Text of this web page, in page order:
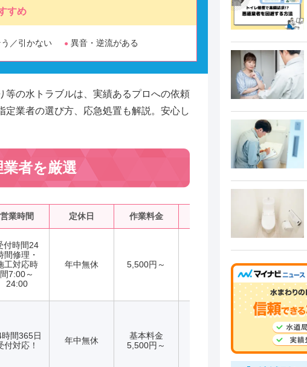
すめ
／引かない 異音・逆流がある
等の水トラブルは、実績あるプロへの依頼
業者の選び方、応急処置も解説。安心し
者を厳選
営業時間 定休日 作業料金 クチコミ
付時間24
間修理・
工対応時
間7:00～
24:00
年中無休 5,500円～ ー
間365日
付対応！
年中無休
基本料金
5,500円～
4.4
（99件）